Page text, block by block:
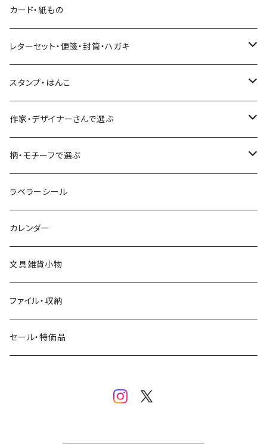
柄・モチーフで選ぶ（マステ）
いちご・ストロベリー
フルーツ・野菜
ミモザ
お花・フラワー・グリーン・植物
マインドウェイブ
水縞
大枝活版室
星燈社
ミナペルホネン
BGM
eric
SAIEN
田村美紀
パピアプラッツ（作家もの）
田村美紀
表現社（作家もの）
星燈社
古川紙工
大枝活版室
HUTTE PAPER WORKS
古川紙工
表現社（作家もの）
ロール付箋
カード・紙もの
レターセット・便箋・封筒・ハガキ
古川紙工
表現社（作家もの）
スタンプ・はんこ
Hutte paper works
ヨハク
作家・デザイナーさんで選ぶ
ネクタイ
Hutte paper works
ヨハク
eric
浅野みどり
西淑
柄・モチーフで選ぶ
フルーツ
食べ物・フード・スイーツ
パン・ブレッド
カフェ
コーヒー・飲み物・クリームソーダ
ラベラーシール
カレンダー
文具雑貨小物
ファイル・収納
セール・特価品